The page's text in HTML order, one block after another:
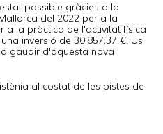
possible gràcies a la
del 2022 per a la
a la pràctica de l'activitat física
inversió de 30.857,37 €. Us
gaudir d'aquesta nova
al costat de les pistes de